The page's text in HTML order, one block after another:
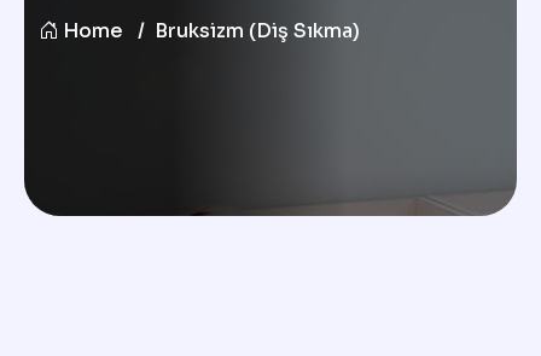
Home Bruksizm (Diş Sıkma)